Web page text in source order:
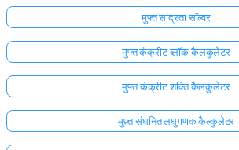
मुफ्त सांद्रता सॉल्वर
मुफ्त कंक्रीट ब्लॉक कैलकुलेटर
मुफ्त कंक्रीट शक्ति कैलकुलेटर
मुफ़्त संघनित लघुगणक कैल्कुलेटर